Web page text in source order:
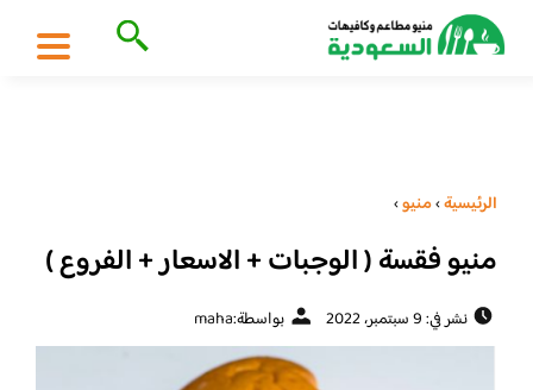
الرئيسية›منيو›
منيو فقسة ( الوجبات + الاسعار + الفروع )
نشر في: 9 سبتمبر، 2022 بواسطة:maha